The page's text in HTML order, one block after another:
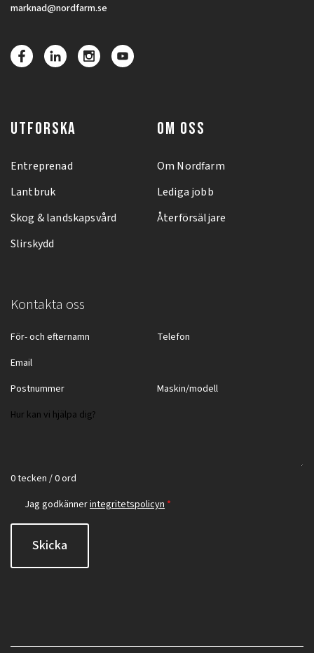
marknad@nordfarm.se
UTFORSKA
Entreprenad
Lantbruk
Skog & landskapsvård
Slirskydd
OM OSS
Om Nordfarm
Lediga jobb
Återförsäljare
Kontakta oss
0 tecken / 0 ord
Jag godkännerintegritetspolicyn *
Skicka